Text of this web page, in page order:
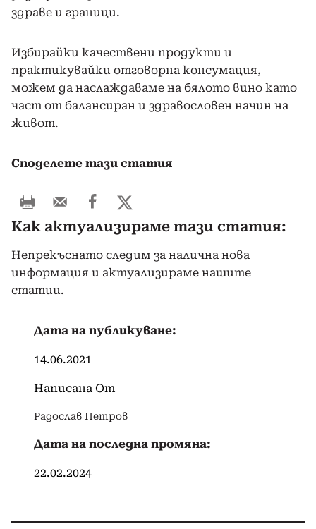
здраве и граници.
Избирайки качествени продукти и
практикувайки отговорна консумация,
можем да наслаждаваме на бялото вино като
част от балансиран и здравословен начин на
живот.
Споделете тази статия
Как актуализираме тази статия:
Непрекъснато следим за налична нова
информация и актуализираме нашите
статии.
Дата на публикуване:
14.06.2021
Написана От
Радослав Петров
Дата на последна промяна:
22.02.2024